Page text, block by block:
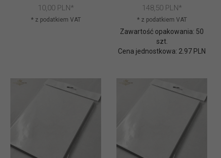
10,00 PLN*
* z podatkiem VAT
148,50 PLN*
* z podatkiem VAT
Zawartość opakowania: 50
szt.
Cena jednostkowa: 2.97 PLN